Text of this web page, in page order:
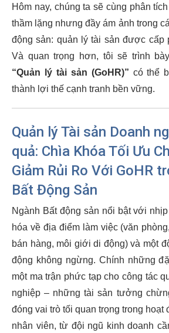
Hôm nay, chúng ta sẽ cùng phân
thầm lặng nhưng đầy ám ảnh trong
động sản: quản lý tài sản được cấp
Và quan trọng hơn, tôi sẽ trình
“Quản lý tài sản (GoHR)” có thể
thành lợi thế cạnh tranh bền vững.
Quản lý Tài sản Doanh
quả: Chìa Khóa Tối Ưu
Giảm Rủi Ro Với GoHR
Bất Động Sản
Ngành Bất động sản nổi bật với
hóa về địa điểm làm việc (văn
bán hàng, môi giới di động) và một
động không ngừng. Chính những
một ma trận phức tạp cho công tác
nghiệp – những tài sản tưởng
đóng vai trò tối quan trọng trong hoạt
nhân viên, từ đội ngũ kinh doanh